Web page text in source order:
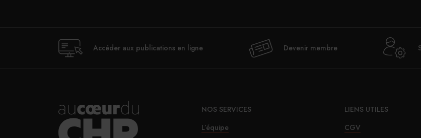
Accéder aux publications en ligne Devenir membre
NOS SERVICES
L’équipe
LIENS UTILES
CGV